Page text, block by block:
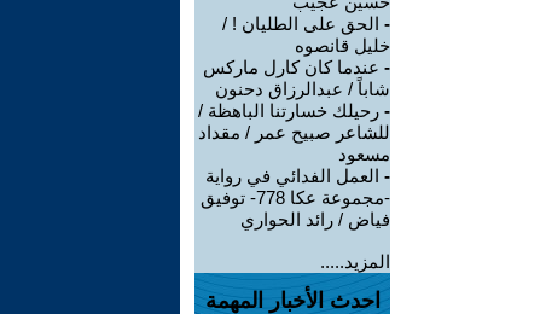
- الحق على الطليان ! /
خليل قانصوه
- عندما كان كارل ماركس
شاباً / عبدالرزاق دحنون
- رحيلك خسارتنا الباهظة /
للشاعر صبيح عمر / مقداد
مسعود
- العمل الفدائي في رواية
-مجموعة عكا 778- توفيق
فياض / رائد الحواري
المزيد.....
احدث الأخبار المهمة